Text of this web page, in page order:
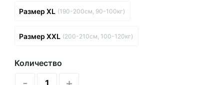
Размер XL (190-200см, 90-100кг)
Размер XXL (200-210см, 100-120кг)
Количество